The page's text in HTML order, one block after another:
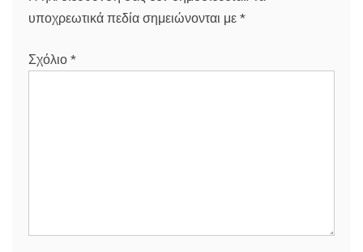
υποχρεωτικά πεδία σημειώνονται με *
Σχόλιο *